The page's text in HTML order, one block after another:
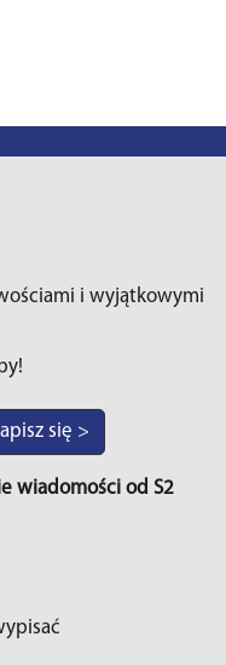
i wyjątkowymi
się >
wiadomości od S2